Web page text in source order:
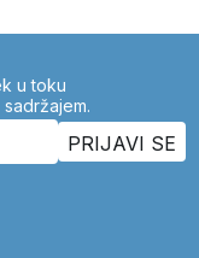
u toku